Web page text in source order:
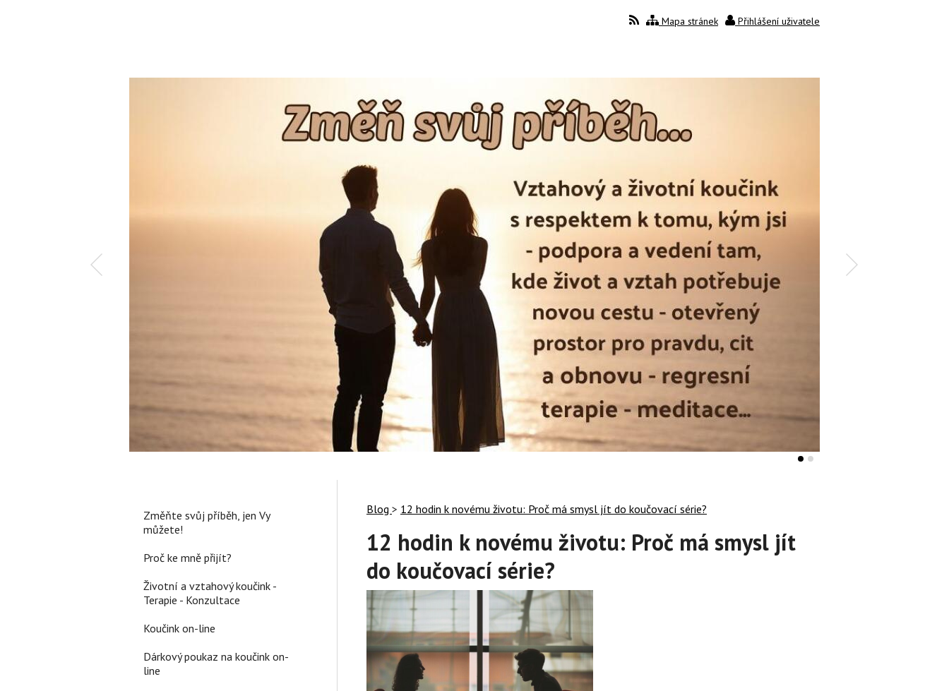
Mapa stránek Přihlášení uživatele
Blog > 12 hodin k novému životu: Proč má smysl jít do koučovací série?
12 hodin k novému životu: Proč má smysl jít
do koučovací série?
Změňte svůj příběh, jen Vy
můžete!
Proč ke mně přijít?
Životní a vztahový koučink -
Terapie - Konzultace
Koučink on-line
Dárkový poukaz na koučink on-
line